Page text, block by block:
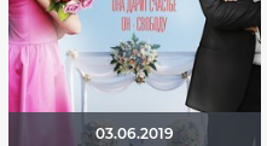
03.06.2019